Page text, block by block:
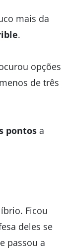
mais da
.
opções
de três
pontos a
Ficou
deles se
passou a